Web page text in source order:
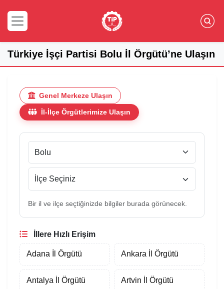
Türkiye İşçi Partisi Bolu İl Örgütü’ne Ulaşın
Genel Merkeze Ulaşın
İl-İlçe Örgütlerimize Ulaşın
Bir il ve ilçe seçtiğinizde bilgiler burada görünecek.
İllere Hızlı Erişim
Adana İl Örgütü Ankara İl Örgütü
Antalya İl Örgütü Artvin İl Örgütü